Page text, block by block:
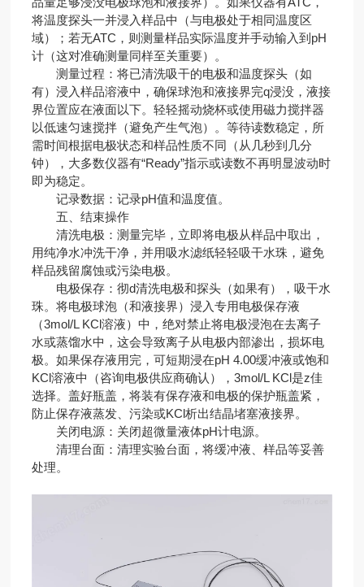
将温度探头一并浸入样品中（与电极处于相同温度区
域）；若无ATC，则测量样品实际温度并手动输入到pH
计（这对准确测量同样至关重要）。
测量过程：将已清洗吸干的电极和温度探头（如
有）浸入样品溶液中，确保球泡和液接界完q浸没，液接
界位置应在液面以下。轻轻摇动烧杯或使用磁力搅拌器
以低速匀速搅拌（避免产生气泡）。等待读数稳定，所
需时间根据电极状态和样品性质不同（从几秒到几分
钟），大多数仪器有“Ready”指示或读数不再明显波动时
即为稳定。
记录数据：记录pH值和温度值。
五、结束操作
清洗电极：测量完毕，立即将电极从样品中取出，
用纯净水冲洗干净，并用吸水滤纸轻轻吸干水珠，避免
样品残留腐蚀或污染电极。
电极保存：彻d清洗电极和探头（如果有），吸干水
珠。将电极球泡（和液接界）浸入专用电极保存液
（3mol/L KCl溶液）中，绝对禁止将电极浸泡在去离子
水或蒸馏水中，这会导致离子从电极内部渗出，损坏电
极。如果保存液用完，可短期浸在pH 4.00缓冲液或饱和
KCl溶液中（咨询电极供应商确认），3mol/L KCl是z佳
选择。盖好瓶盖，将装有保存液和电极的保护瓶盖紧，
防止保存液蒸发、污染或KCl析出结晶堵塞液接界。
关闭电源：关闭超微量液体pH计电源。
清理台面：清理实验台面，将缓冲液、样品等妥善
处理。